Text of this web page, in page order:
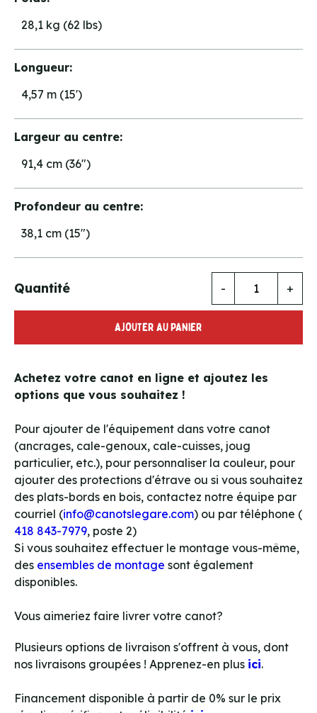
28,1 kg (62 lbs)
Longueur:
4,57 m (15')
Largeur au centre:
91,4 cm (36")
Profondeur au centre:
38,1 cm (15")
Quantité - +
AJOUTER AU PANIER
Achetez votre canot en ligne et ajoutez les
options que vous souhaitez !
Pour ajouter de l'équipement dans votre canot
(ancrages, cale-genoux, cale-cuisses, joug
particulier, etc.), pour personnaliser la couleur, pour
ajouter des protections d'étrave ou si vous souhaitez
des plats-bords en bois, contactez notre équipe par
courriel (info@canotslegare.com) ou par téléphone (
418 843-7979, poste 2)
Si vous souhaitez effectuer le montage vous-même,
des ensembles de montage sont également
disponibles.
Vous aimeriez faire livrer votre canot?
Plusieurs options de livraison s'offrent à vous, dont
nos livraisons groupées ! Apprenez-en plus ici.
Financement disponible à partir de 0% sur le prix